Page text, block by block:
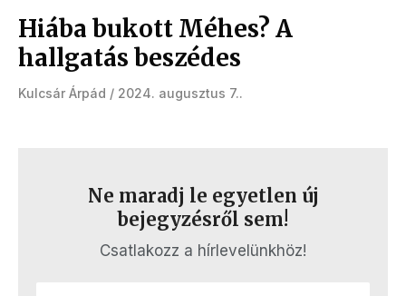
Hiába bukott Méhes? A
hallgatás beszédes
Kulcsár Árpád 2024. augusztus 7.
Ne maradj le egyetlen új
bejegyzésről sem!
Csatlakozz a hírlevelünkhöz!